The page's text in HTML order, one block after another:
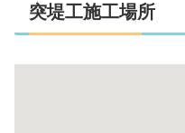
突堤工施工場所